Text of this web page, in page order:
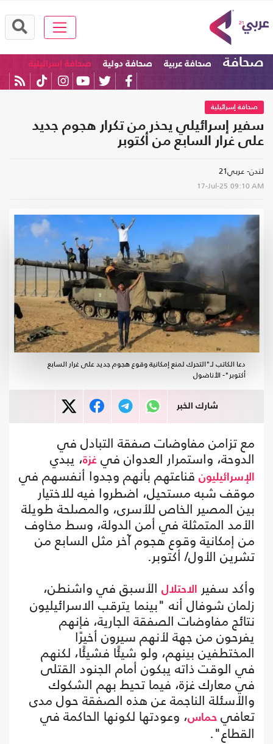
صحافة صحافة عربية صحافة دولية صحافة إسرائيلية
صحافة إسرائيلية
سفير إسرائيلي يحذر من تكرار هجوم جديد
على غرار السابع من أكتوبر
لندن- عربي21
17-Jul-25 09:10 AM
دعا الكاتب لـ"التحرك لمنع إمكانية وقوع هجوم جديد على غرار السابع
أكتوبر"- الأناضول
شارك الخبر
مع تزامن مفاوضات صفقة التبادل في
الدوحة، واستمرار العدوان في غزة، يبدي
الإسرائيليون قناعتهم بأنهم وجدوا أنفسهم في
موقف شبه مستحيل، اضطروا فيه للاختيار
بين المصير الخاص للأسرى، والمصلحة طويلة
الأمد المتمثلة في أمن الدولة، وسط مخاوف
من إمكانية وقوع هجوم آخر مثل السابع من
تشرين الأول/ أكتوبر.
وأكد سفير
الاحتلال الأسبق في واشنطن،
زلمان شوفال أنه "بينما يترقب الاسرائيليون
نتائج مفاوضات الصفقة الجارية، فإنهم
يفرحون من جهة لأنهم سيرون أخيرًا
المختطفين بينهم، ولو شيئًا فشيئًا، لكنهم
في الوقت ذاته يبكون أمام الجنود القتلى
في معارك غزة، فيما تحيط بهم الشكوك
والأسئلة الناجمة عن هذه الصفقة حول مدى
تعافي حماس، وعودتها لكونها الحاكمة في
القطاع".